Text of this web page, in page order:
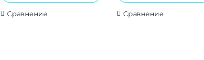
Сравнение Сравнение